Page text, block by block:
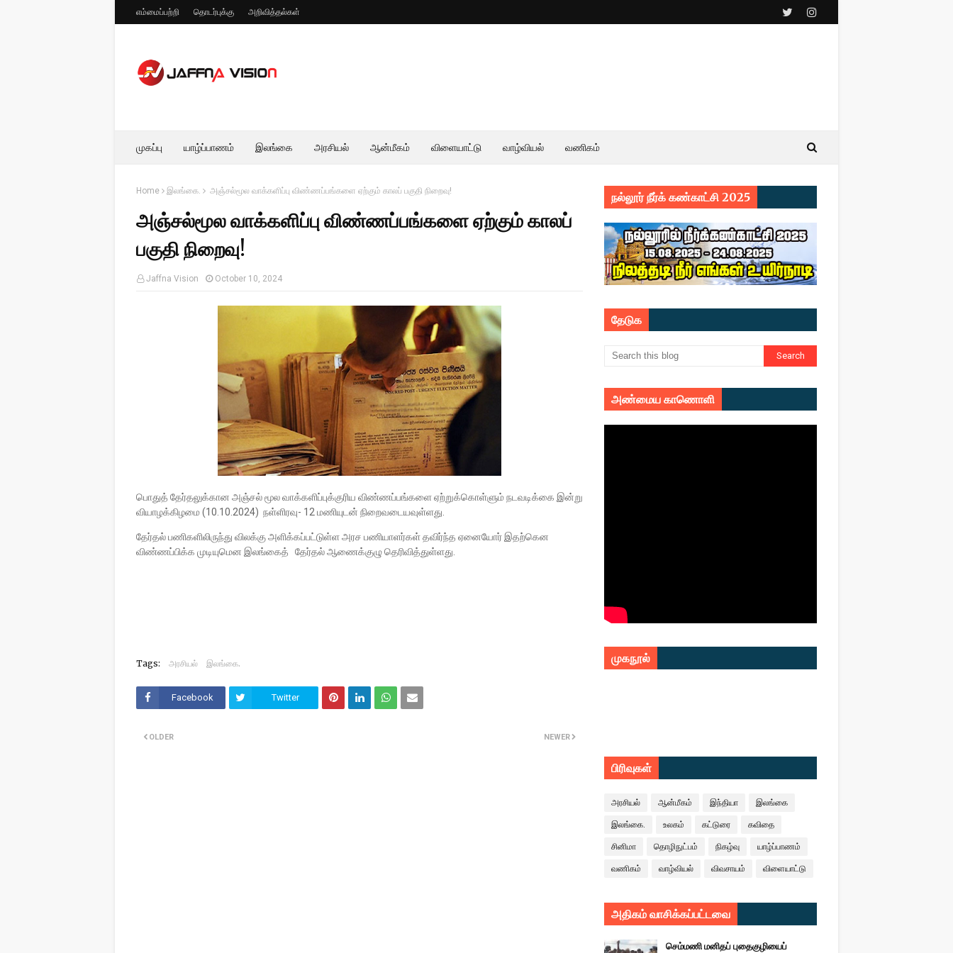
எம்மைப்பற்றி தொடர்புக்கு அறிவித்தல்கள்
முகப்பு யாழ்ப்பாணம் இலங்கை அரசியல் ஆன்மீகம் விளையாட்டு வாழ்வியல் வணிகம்
Home இலங்கை. அஞ்சல்மூல வாக்களிப்பு விண்ணப்பங்களை ஏற்கும் காலப் பகுதி நிறைவு!
அஞ்சல்மூல வாக்களிப்பு விண்ணப்பங்களை ஏற்கும் காலப்
பகுதி நிறைவு!
Jaffna Vision October 10, 2024
பொதுத் தேர்தலுக்கான அஞ்சல் மூல வாக்களிப்புக்குரிய விண்ணப்பங்களை ஏற்றுக்கொள்ளும் நடவடிக்கை இன்று
வியாழக்கிழமை (10.10.2024) நள்ளிரவு- 12 மணியுடன் நிறைவடையவுள்ளது.
தேர்தல் பணிகளிலிருந்து விலக்கு அளிக்கப்பட்டுள்ள அரச பணியாளர்கள் தவிர்ந்த ஏனையோர் இதற்கென
விண்ணப்பிக்க முடியுமென இலங்கைத் தேர்தல் ஆணைக்குழு தெரிவித்துள்ளது.
Tags: அரசியல் இலங்கை.
Facebook Twitter
NEWER
OLDER
நல்லூர் நீர்க் கண்காட்சி 2025
தேடுக
அண்மைய காணொளி
முகநூல்
பிரிவுகள்
அரசியல் ஆன்மீகம் இந்தியா இலங்கை
இலங்கை. உலகம் கட்டுரை கவிதை
சினிமா தொழிநுட்பம் நிகழ்வு யாழ்ப்பாணம்
வணிகம் வாழ்வியல் விவசாயம் விளையாட்டு
அதிகம் வாசிக்கப்பட்டவை
செம்மணி மனிதப் புதைகுழியைப்